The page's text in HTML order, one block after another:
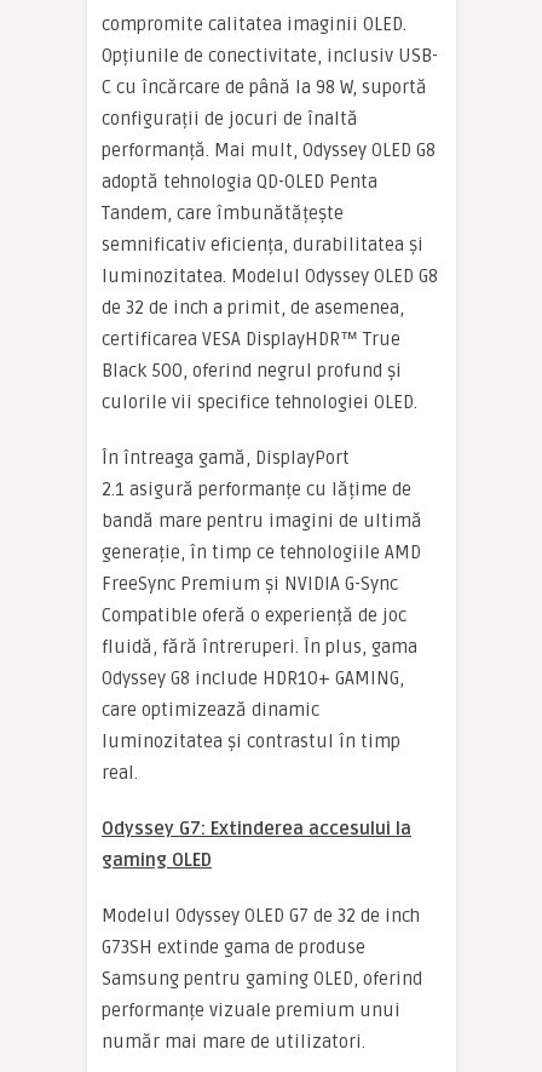
compromite calitatea imaginii OLED.
Opțiunile de conectivitate, inclusiv USB-
C cu încărcare de până la 98 W, suportă
configurații de jocuri de înaltă
performanță. Mai mult, Odyssey OLED G8
adoptă tehnologia QD-OLED Penta
Tandem, care îmbunătățește
semnificativ eficiența, durabilitatea și
luminozitatea. Modelul Odyssey OLED G8
de 32 de inch a primit, de asemenea,
certificarea VESA DisplayHDR™ True
Black 500, oferind negrul profund și
culorile vii specifice tehnologiei OLED.
În întreaga gamă, DisplayPort
2.1 asigură performanțe cu lățime de
bandă mare pentru imagini de ultimă
generație, în timp ce tehnologiile AMD
FreeSync Premium și NVIDIA G-Sync
Compatible oferă o experiență de joc
fluidă, fără întreruperi. În plus, gama
Odyssey G8 include HDR10+ GAMING,
care optimizează dinamic
luminozitatea și contrastul în timp
real.
Odyssey G7: Extinderea accesului la
gaming OLED
Modelul Odyssey OLED G7 de 32 de inch
G73SH extinde gama de produse
Samsung pentru gaming OLED, oferind
performanțe vizuale premium unui
număr mai mare de utilizatori.